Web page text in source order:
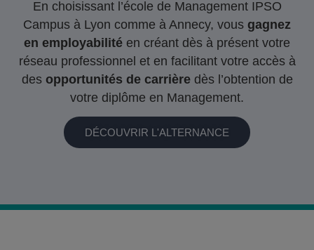
En choisissant l’école de Management IPSO
Campus à Lyon comme à Annecy, vous gagnez
en employabilité en créant dès à présent votre
réseau professionnel et en facilitant votre accès à
des opportunités de carrièredès l’obtention de
votre diplôme en Management.
DÉCOUVRIR L'ALTERNANCE